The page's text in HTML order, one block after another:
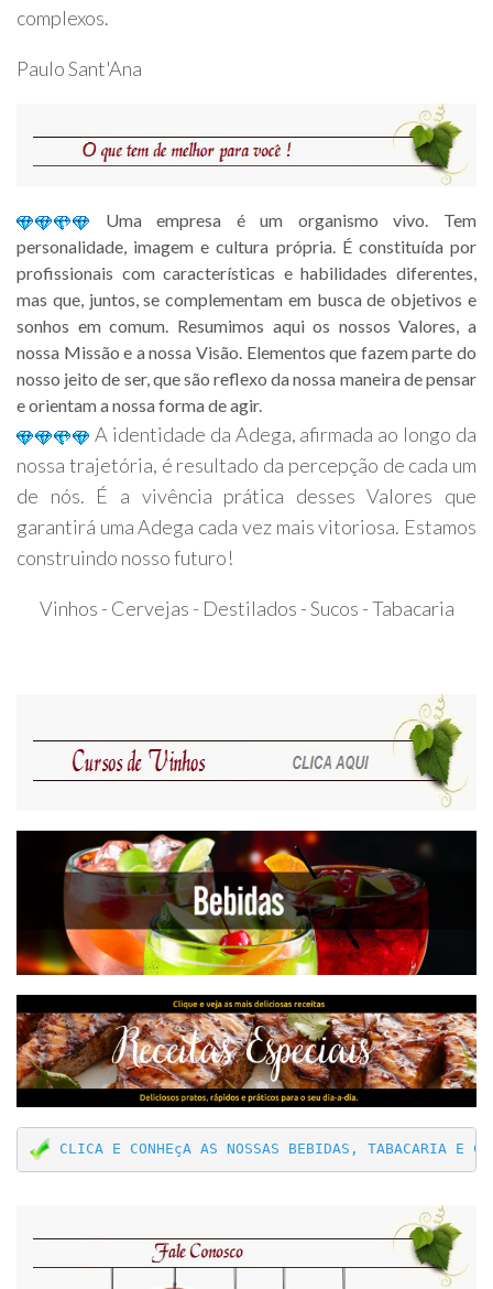
complexos.
Paulo Sant'Ana
Uma empresa é um organismo vivo. Tem
personalidade, imagem e cultura própria. É constituída por
profissionais com características e habilidades diferentes,
mas que, juntos, se complementam em busca de objetivos e
sonhos em comum. Resumimos aqui os nossos Valores, a
nossa Missão e a nossa Visão. Elementos que fazem parte do
nosso jeito de ser, que são reflexo da nossa maneira de pensar
e orientam a nossa forma de agir.
A identidade da Adega, afirmada ao longo da
nossa trajetória, é resultado da percepção de cada um
de nós. É a vivência prática desses Valores que
garantirá uma Adega cada vez mais vitoriosa. Estamos
construindo nosso futuro!
Vinhos - Cervejas - Destilados - Sucos - Tabacaria
CLICA E CONHEçA AS NOSSAS BEBIDAS, TABACARIA E